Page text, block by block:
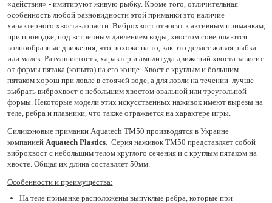
«действия» - имитируют живую рыбку. Кроме того, отличительная
особенность любой разновидности этой приманки это наличие
характерного хвоста-лопасти. Виброхвост относят к активным приманкам,
при проводке, под встречным давлением воды, хвостом совершаются
волнообразные движения, что похоже на то, как это делает живая рыбка
или малек. Размашистость, характер и амплитуда движений хвоста зависит
от формы пятака (копыта) на его конце. Хвост с круглым и большим
пятаком хорош при ловле в стоячей воде, а для ловли на течении лучше
выбрать виброхвост с небольшим хвостом овальной или треугольной
формы. Некоторые модели этих искусственных наживок имеют вырезы на
теле, ребра и плавники, что также отражается на характере игры.
Силиконовые приманки Aquatech TM50 производятся в Украине
компанией Aquatech Plastics. Серия наживок TM50 представляет собой
виброхвост с небольшим телом круглого сечения и с круглым пятаком на
хвосте. Общая их длина составляет 50мм.
Особенности и преимущества:
На теле приманке расположены выпуклые ребра, которые при